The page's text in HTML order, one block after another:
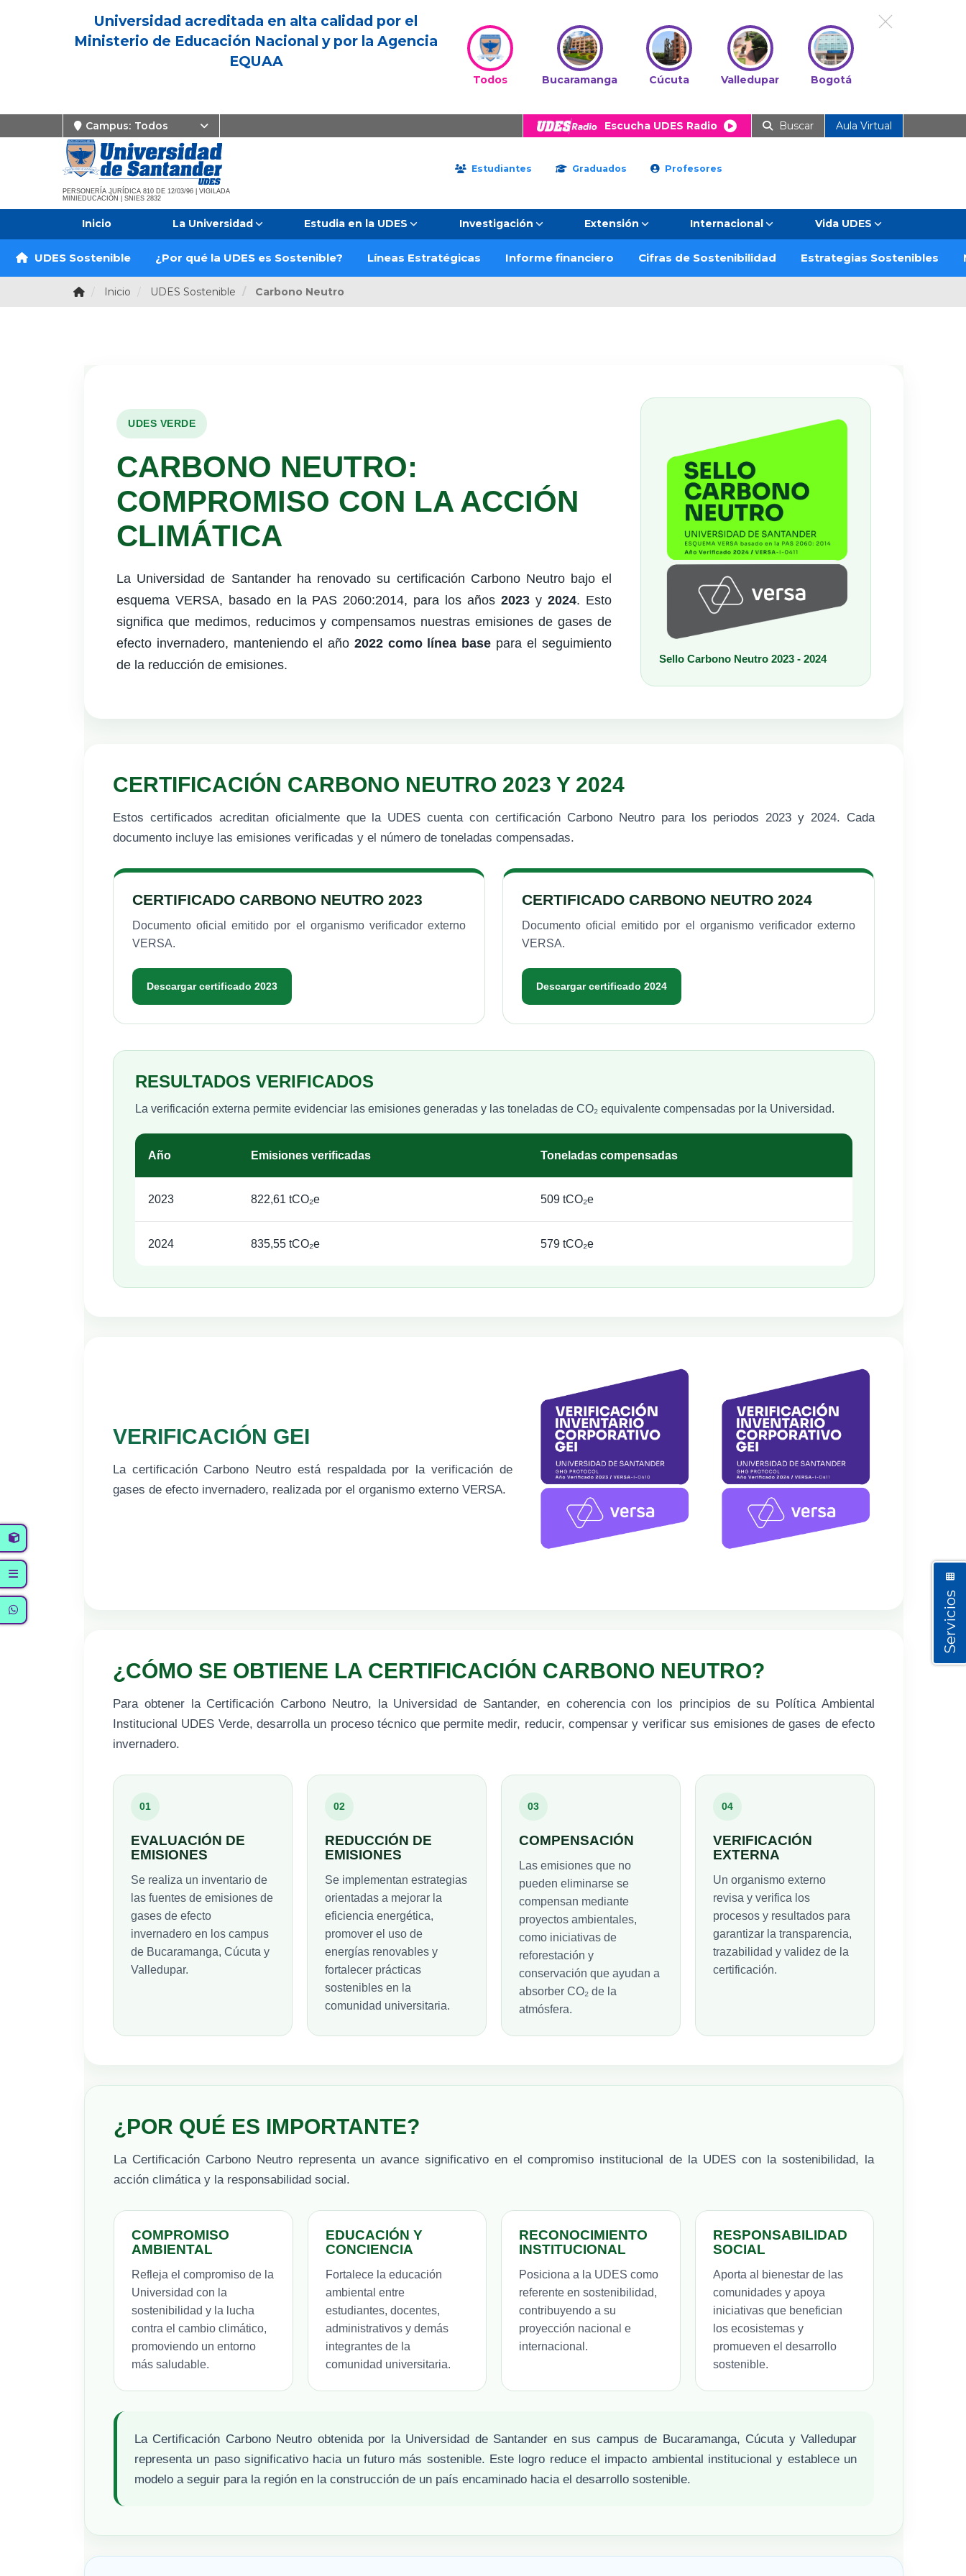
Universidad acreditada en alta calidad por el
Ministerio de Educación Nacional y por la Agencia
EQUAA
Todos Bucaramanga Cúcuta Valledupar Bogotá
Campus: Todos Escucha UDES Radio Buscar Aula Virtual
PERSONERÍA JURÍDICA 810 DE 12/03/96 | VIGILADA
MINIEDUCACIÓN | SNIES 2832
Estudiantes Graduados Profesores
Inicio La Universidad Estudia en la UDES Investigación Extensión Internacional Vida UDES
UDES Sostenible ¿Por qué la UDES es Sostenible? Líneas Estratégicas Informe financiero Cifras de Sostenibilidad Estrategias Sostenibles
Inicio UDES Sostenible Carbono Neutro
UDES VERDE
CARBONO NEUTRO:
COMPROMISO CON LA ACCIÓN
CLIMÁTICA
La Universidad de Santander ha renovado su certificación Carbono Neutro bajo el
esquema VERSA, basado en la PAS 2060:2014, para los años 2023y 2024. Esto
significa que medimos, reducimos y compensamos nuestras emisiones de gases de
efecto invernadero, manteniendo el año 2022 como línea base para el seguimiento
de la reducción de emisiones.
Sello Carbono Neutro 2023 - 2024
CERTIFICACIÓN CARBONO NEUTRO 2023 Y 2024
Estos certificados acreditan oficialmente que la UDES cuenta con certificación Carbono Neutro para los periodos 2023 y 2024. Cada
documento incluye las emisiones verificadas y el número de toneladas compensadas.
CERTIFICADO CARBONO NEUTRO 2023
Documento oficial emitido por el organismo verificador externo
VERSA.
Descargar certificado 2023
CERTIFICADO CARBONO NEUTRO 2024
Documento oficial emitido por el organismo verificador externo
VERSA.
Descargar certificado 2024
RESULTADOS VERIFICADOS
La verificación externa permite evidenciar las emisiones generadas y las toneladas de CO₂ equivalente compensadas por la Universidad.
Año Emisiones verificadas Toneladas compensadas
2023 822,61 tCO₂e 509 tCO₂e
2024 835,55 tCO₂e 579 tCO₂e
VERIFICACIÓN GEI
La certificación Carbono Neutro está respaldada por la verificación de
gases de efecto invernadero, realizada por el organismo externo VERSA.
¿CÓMO SE OBTIENE LA CERTIFICACIÓN CARBONO NEUTRO?
Para obtener la Certificación Carbono Neutro, la Universidad de Santander, en coherencia con los principios de su Política Ambiental
Institucional UDES Verde, desarrolla un proceso técnico que permite medir, reducir, compensar y verificar sus emisiones de gases de efecto
invernadero.
01
EVALUACIÓN DE
EMISIONES
Se realiza un inventario de
las fuentes de emisiones de
gases de efecto
invernadero en los campus
de Bucaramanga, Cúcuta y
Valledupar.
02
REDUCCIÓN DE
EMISIONES
Se implementan estrategias
orientadas a mejorar la
eficiencia energética,
promover el uso de
energías renovables y
fortalecer prácticas
sostenibles en la
comunidad universitaria.
03
COMPENSACIÓN
Las emisiones que no
pueden eliminarse se
compensan mediante
proyectos ambientales,
como iniciativas de
reforestación y
conservación que ayudan a
absorber CO₂ de la
atmósfera.
04
VERIFICACIÓN
EXTERNA
Un organismo externo
revisa y verifica los
procesos y resultados para
garantizar la transparencia,
trazabilidad y validez de la
certificación.
¿POR QUÉ ES IMPORTANTE?
La Certificación Carbono Neutro representa un avance significativo en el compromiso institucional de la UDES con la sostenibilidad, la
acción climática y la responsabilidad social.
COMPROMISO
AMBIENTAL
Refleja el compromiso de la
Universidad con la
sostenibilidad y la lucha
contra el cambio climático,
promoviendo un entorno
más saludable.
EDUCACIÓN Y
CONCIENCIA
Fortalece la educación
ambiental entre
estudiantes, docentes,
administrativos y demás
integrantes de la
comunidad universitaria.
RECONOCIMIENTO
INSTITUCIONAL
Posiciona a la UDES como
referente en sostenibilidad,
contribuyendo a su
proyección nacional e
internacional.
RESPONSABILIDAD
SOCIAL
Aporta al bienestar de las
comunidades y apoya
iniciativas que benefician
los ecosistemas y
promueven el desarrollo
sostenible.
La Certificación Carbono Neutro obtenida por la Universidad de Santander en sus campus de Bucaramanga, Cúcuta y Valledupar
representa un paso significativo hacia un futuro más sostenible. Este logro reduce el impacto ambiental institucional y establece un
modelo a seguir para la región en la construcción de un país encaminado hacia el desarrollo sostenible.
Servicios